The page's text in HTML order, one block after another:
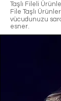
Taşlı Fileli
File Taşlı
vücudunuzu
esner.